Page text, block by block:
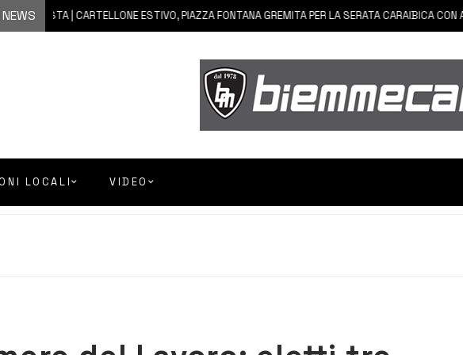
| CARTELLONE ESTIVO, PIAZZA FONTANA GREMITA PER LA SERATA CARAIBICA CON
LOCALI VIDEO